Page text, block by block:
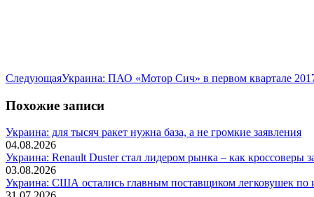
СледующаяСледующая
Украина: ПАО «Мотор Сич» в первом квартале
Похожие записи
Украина: для тысяч ракет нужна база, а не громкие заявления
04.08.2026
Украина: Renault Duster стал лидером рынка – как кроссоверы
03.08.2026
Украина: США остались главным поставщиком легковушек по